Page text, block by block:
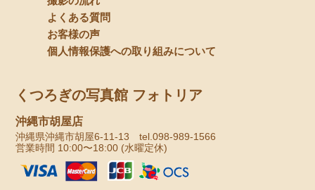
よくある質問
お客様の声
個人情報保護への取り組みについて
くつろぎの写真館 フォトリア
沖縄市胡屋店
沖縄県沖縄市胡屋6-11-13 tel.098-989-1566
営業時間 10:00〜18:00 (水曜定休)